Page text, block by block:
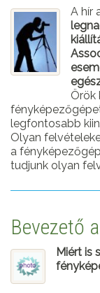
A hír
Örök
legfontosabb
Olyan
a
tudjunk olyan
Bevezető
Miért is